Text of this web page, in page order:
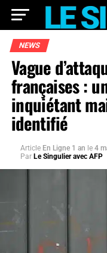
NEWS
Vague
françaises :
inquiétant
identifié
Article En Ligne 1 an le 4
Par Le Singulier avec AFP